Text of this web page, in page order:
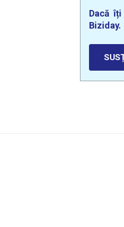
Dacă
Biziday.